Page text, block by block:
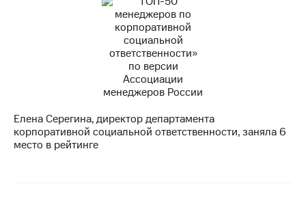
Елена Серегина, директор департамента
корпоративной социальной ответственности, заняла 6
место в рейтинге